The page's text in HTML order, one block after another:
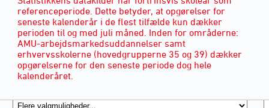
referenceperiode. Dette betyder, at opgørelser for
seneste kalenderår i de flest tilfælde kun dækker
perioden til og med juli måned. Inden for områderne:
AMU-arbejdsmarkedsuddannelser samt
erhvervsskolerne (hovedgrupperne 35 og 39) dækker
opgørelserne for den seneste periode dog hele
kalenderåret.